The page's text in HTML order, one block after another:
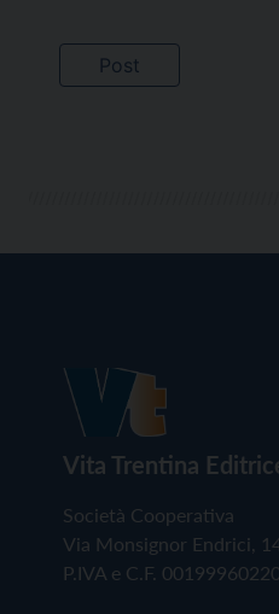
Vita Trentina
Società Cooperativa
Via Monsignor Endrici,
P.IVA e C.F.